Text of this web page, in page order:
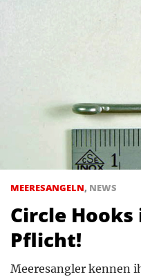
MEERESANGELN, NEWS
Circle Hooks
Pflicht!
Meeresangler kennen